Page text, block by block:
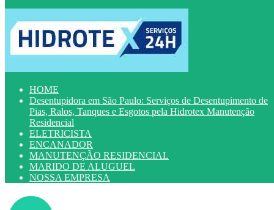
HOME
Desentupidora em São Paulo: Serviços de Desentupimento de
Pias, Ralos, Tanques e Esgotos pela Hidrotex Manutenção
Residencial
ELETRICISTA
ENCANADOR
MANUTENÇÃO RESIDENCIAL
MARIDO DE ALUGUEL
NOSSA EMPRESA